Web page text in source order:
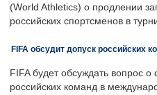
(World Athletics) о продлении
российских спортсменов в
FIFA обсудит допуск российских
FIFA будет обсуждать вопрос о
российских команд в